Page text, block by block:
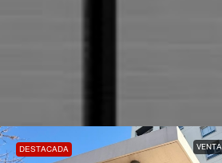
DESTACADA VENTA